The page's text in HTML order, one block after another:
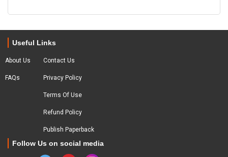
Useful Links
About Us
FAQs
Contact Us
Privacy Policy
Terms Of Use
Refund Policy
Publish Paperback
Follow Us on social media